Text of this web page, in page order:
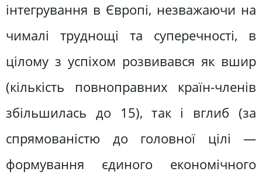
інтегрування в Європі, незважаючи на
чималі труднощі та суперечності, в
цілому з успіхом розвивався як вшир
(кількість повноправних країн-членів
збільшилась до 15), так і вглиб (за
спрямованістю до головної цілі —
формування єдиного економічного